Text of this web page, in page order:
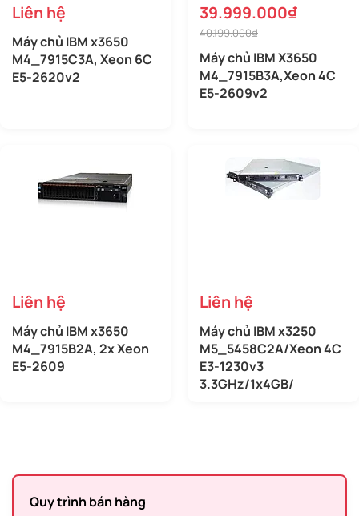
Liên hệ
Máy chủ IBM x3650
M4_7915C3A, Xeon 6C
E5-2620v2
39.999.000₫
40.199.000₫
Máy chủ IBM X3650
M4_7915B3A,Xeon 4C
E5-2609v2
Liên hệ
Máy chủ IBM x3650
M4_7915B2A, 2x Xeon
E5-2609
Liên hệ
Máy chủ IBM x3250
M5_5458C2A/Xeon 4C
E3-1230v3
3.3GHz/1x4GB/
Quy trình bán hàng